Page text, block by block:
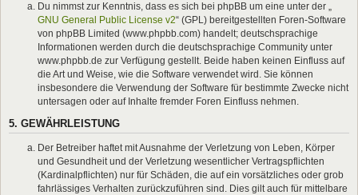
Du nimmst zur Kenntnis, dass es sich bei phpBB um eine unter der „
GNU General Public License v2“ (GPL) bereitgestellten Foren-Software
von phpBB Limited (www.phpbb.com) handelt; deutschsprachige
Informationen werden durch die deutschsprachige Community unter
www.phpbb.de zur Verfügung gestellt. Beide haben keinen Einfluss auf
die Art und Weise, wie die Software verwendet wird. Sie können
insbesondere die Verwendung der Software für bestimmte Zwecke nicht
untersagen oder auf Inhalte fremder Foren Einfluss nehmen.
5. GEWÄHRLEISTUNG
Der Betreiber haftet mit Ausnahme der Verletzung von Leben, Körper
und Gesundheit und der Verletzung wesentlicher Vertragspflichten
(Kardinalpflichten) nur für Schäden, die auf ein vorsätzliches oder grob
fahrlässiges Verhalten zurückzuführen sind. Dies gilt auch für mittelbare